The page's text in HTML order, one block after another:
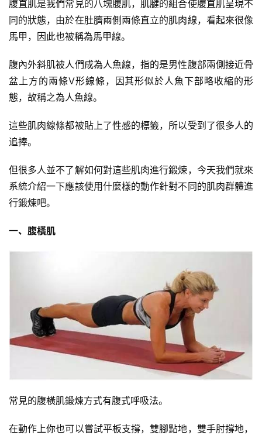
訓
練
心
得
力
量
訓
練
增
肌
計
劃
伽
腹直肌是我們常見的八塊腹肌，肌腱的組合使腹直肌呈現不
同的狀態，由於在肚臍兩側兩條直立的肌肉線，看起來很像
馬甲，因此也被稱為馬甲線。
腹內外斜肌被人們成為人魚線，指的是男性腹部兩側接近骨
盆上方的兩條V形線條，因其形似於人魚下部略收縮的形
態，故稱之為人魚線。
這些肌肉線條都被貼上了性感的標籤，所以受到了很多人的
追捧。
但很多人並不了解如何對這些肌肉進行鍛煉，今天我們就來
系統介紹一下應該使用什麼樣的動作針對不同的肌肉群體進
行鍛煉吧。
一、腹橫肌
常見的腹橫肌鍛煉方式有腹式呼吸法。
在動作上你也可以嘗試平板支撐，雙腳點地，雙手肘撐地，